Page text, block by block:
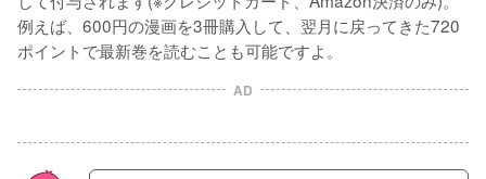
例えば、600円の漫画を3冊購入して、翌月に戻ってきた720
ポイントで最新巻を読むことも可能ですよ。
AD